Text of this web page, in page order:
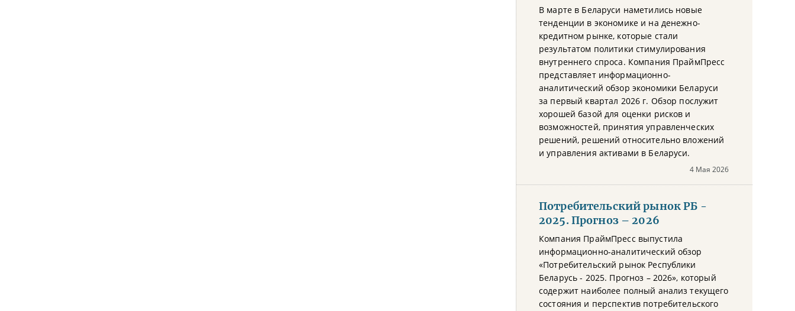
В марте в Беларуси наметились новые
тенденции в экономике и на денежно-
кредитном рынке, которые стали
результатом политики стимулирования
внутреннего спроса. Компания ПраймПресс
представляет информационно-
аналитический обзор экономики Беларуси
за первый квартал 2026 г. Обзор послужит
хорошей базой для оценки рисков и
возможностей, принятия управленческих
решений, решений относительно вложений
и управления активами в Беларуси.
4 Мая 2026
Потребительский рынок РБ -
2025. Прогноз – 2026
Компания ПраймПресс выпустила
информационно-аналитический обзор
«Потребительский рынок Республики
Беларусь - 2025. Прогноз – 2026», который
содержит наиболее полный анализ текущего
состояния и перспектив потребительского